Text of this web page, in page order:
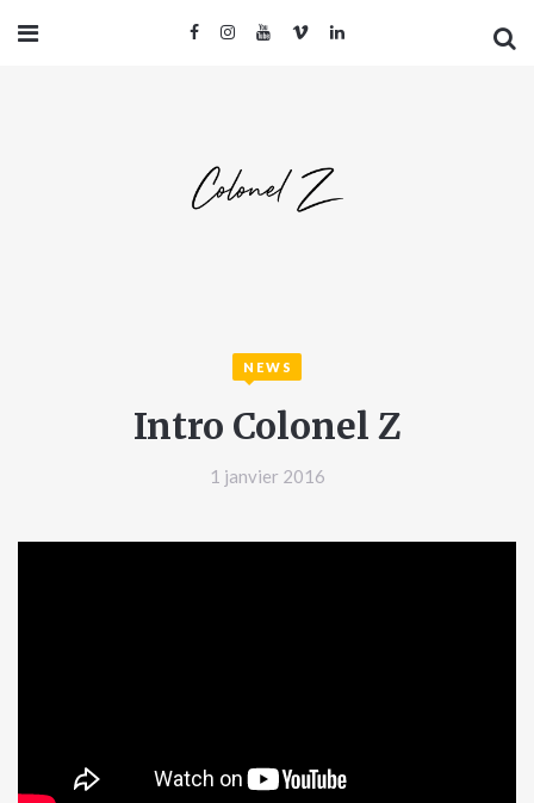
NEWS
Intro Colonel Z
1 janvier 2016